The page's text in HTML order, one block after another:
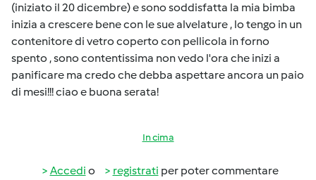
(iniziato il 20 dicembre) e sono soddisfatta la mia bimba
inizia a crescere bene con le sue alvelature , lo tengo in un
contenitore di vetro coperto con pellicola in forno
spento , sono contentissima non vedo l'ora che inizi a
panificare ma credo che debba aspettare ancora un paio
di mesi!!! ciao e buona serata!
In cima
Accedi o registrati per poter commentare